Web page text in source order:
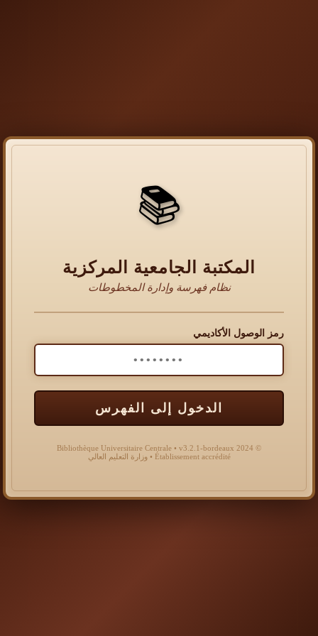
📚
المكتبة الجامعية المركزية
نظام فهرسة وإدارة المخطوطات
رمز الوصول الأكاديمي
الدخول إلى الفهرس
© 2024 Bibliothèque Universitaire Centrale • v3.2.1-bordeaux
Établissement accrédité • وزارة التعليم العالي